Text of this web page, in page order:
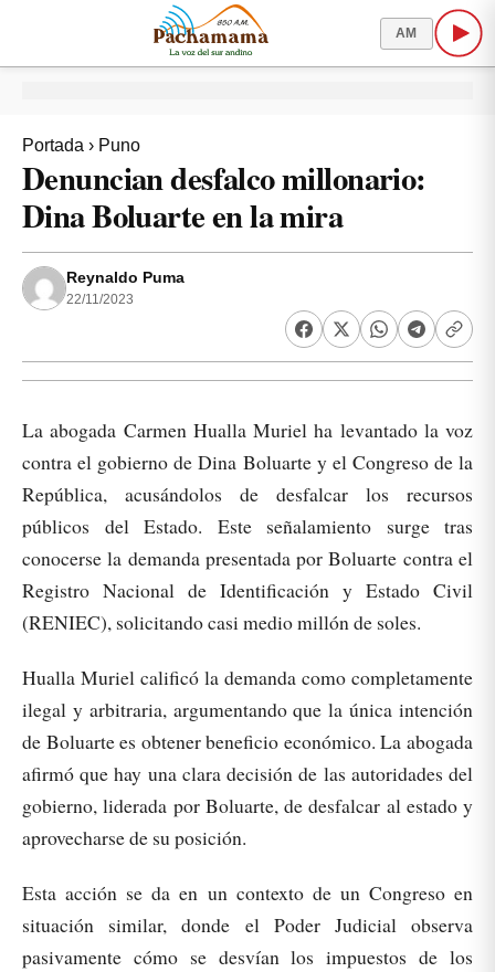
AM
Portada › Puno
Denuncian desfalco millonario:
Dina Boluarte en la mira
Reynaldo Puma
22/11/2023
La abogada Carmen Hualla Muriel ha levantado la voz
contra el gobierno de Dina Boluarte y el Congreso de la
República, acusándolos de desfalcar los recursos
públicos del Estado. Este señalamiento surge tras
conocerse la demanda presentada por Boluarte contra el
Registro Nacional de Identificación y Estado Civil
(RENIEC), solicitando casi medio millón de soles.
Hualla Muriel calificó la demanda como completamente
ilegal y arbitraria, argumentando que la única intención
de Boluarte es obtener beneficio económico. La abogada
afirmó que hay una clara decisión de las autoridades del
gobierno, liderada por Boluarte, de desfalcar al estado y
aprovecharse de su posición.
Esta acción se da en un contexto de un Congreso en
situación similar, donde el Poder Judicial observa
pasivamente cómo se desvían los impuestos de los